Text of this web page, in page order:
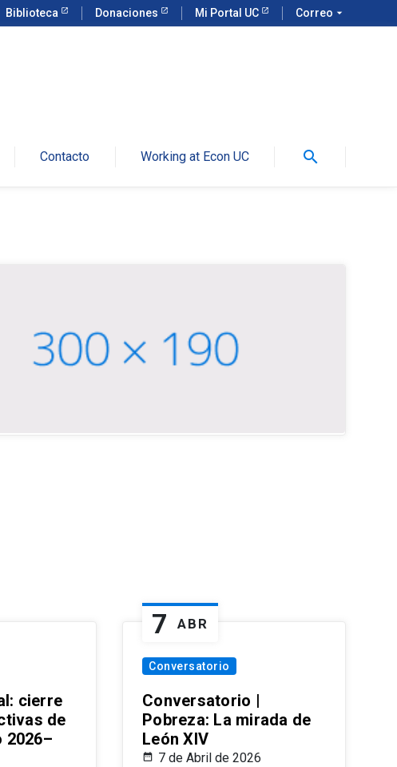
Biblioteca Donaciones Mi Portal UC Correo arrow_drop_down
Contacto Working at Econ UC search
cierre
de
2026–
7 ABR
Conversatorio
Conversatorio |
Pobreza: La mirada de
León XIV
7 de Abril de 2026